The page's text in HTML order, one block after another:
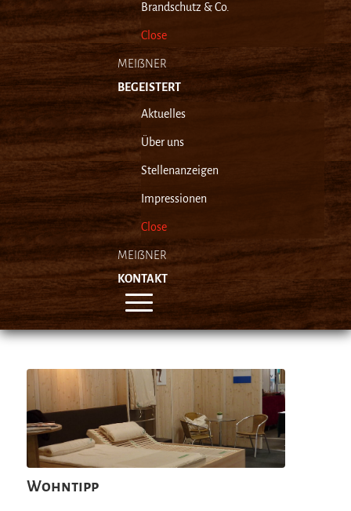
Brandschutz & Co.
Close
MEIẞNER
BEGEISTERT
Aktuelles
Über uns
Stellenanzeigen
Impressionen
Close
MEIẞNER
KONTAKT
Wohntipp